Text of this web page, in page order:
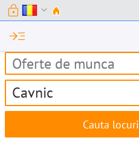
lock expand_more
read_more
Cavnic